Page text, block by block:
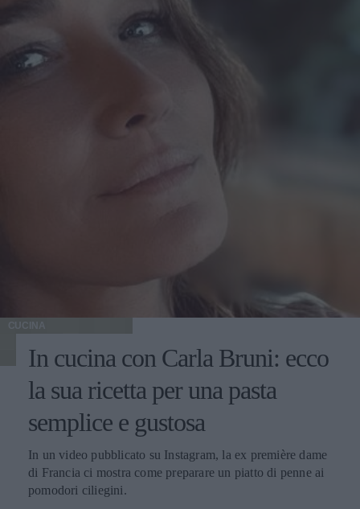
CUCINA
In cucina con Carla Bruni: ecco
la sua ricetta per una pasta
semplice e gustosa
In un video pubblicato su Instagram, la ex première dame
di Francia ci mostra come preparare un piatto di penne ai
pomodori ciliegini.